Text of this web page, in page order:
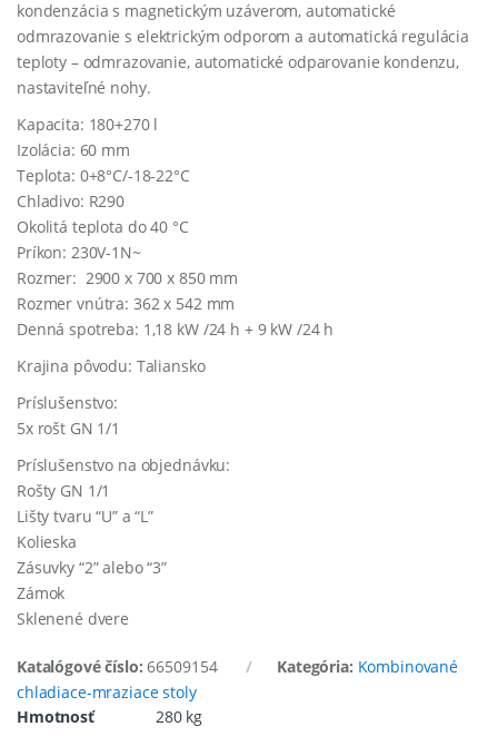
kondenzácia s magnetickým uzáverom, automatické
odmrazovanie s elektrickým odporom a automatická regulácia
teploty – odmrazovanie, automatické odparovanie kondenzu,
nastaviteľné nohy.
Kapacita: 180+270 l
Izolácia: 60 mm
Teplota: 0+8°C/-18-22°C
Chladivo: R290
Okolitá teplota do 40 °C
Príkon: 230V-1N~
Rozmer: 2900 x 700 x 850 mm
Rozmer vnútra: 362 x 542 mm
Denná spotreba: 1,18 kW /24 h + 9 kW /24 h
Krajina pôvodu: Taliansko
Príslušenstvo:
5x rošt GN 1/1
Príslušenstvo na objednávku:
Rošty GN 1/1
Lišty tvaru “U” a “L”
Kolieska
Zásuvky “2” alebo “3”
Zámok
Sklenené dvere
Katalógové číslo:66509154 Kategória: Kombinované
chladiace-mraziace stoly
Hmotnosť
280 kg